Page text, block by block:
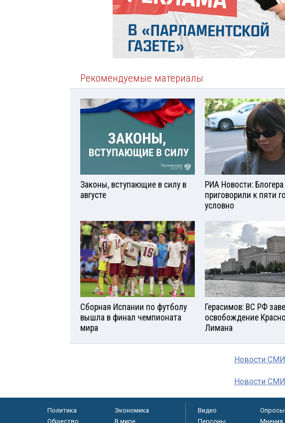
Рекомендуемые материалы
Законы, вступающие в силу в
августе
РИА Новости:
приговорили к пяти
условно
Сборная Испании по футболу
вышла в финал чемпионата
мира
Герасимов: ВС РФ
освобождение
Лимана
Новости
Новости
Политика
Экономика
Общество
В мире
Видео Опросы
Персоны
Мнения